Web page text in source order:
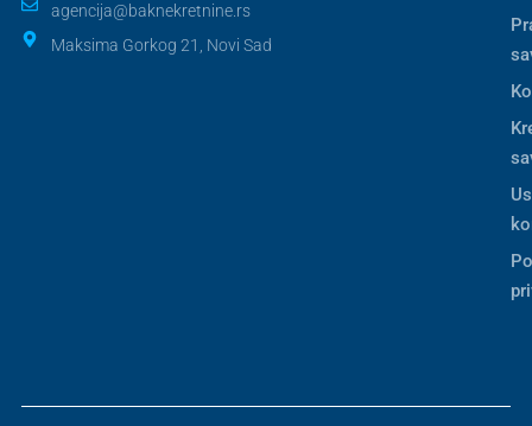
agencija@baknekretnine.rs
Maksima Gorkog 21, Novi Sad